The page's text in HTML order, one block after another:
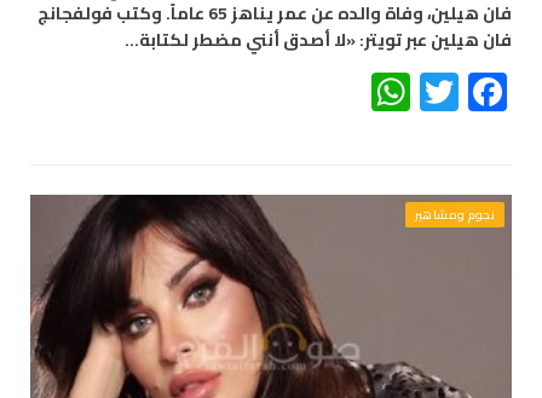
فان هيلين، وفاة والده عن عمر يناهز 65 عاماً. وكتب فولفجانج
فان هيلين عبر تويتر: «لا أصدق أنني مضطر لكتابة…
Facebook
Twitter
نجوم ومشاهير